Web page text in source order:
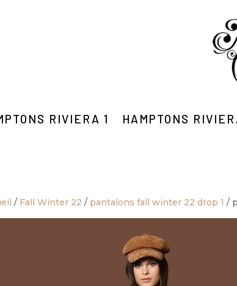
RIVIERA 1 HAMPTONS
/ Fall Winter 22 / pantalons fall winter 22 drop 1 /